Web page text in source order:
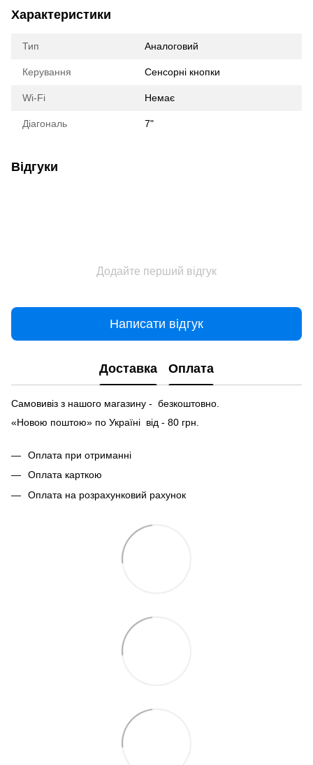
Характеристики
Тип Аналоговий
Керування Сенсорні кнопки
Wi-Fi Немає
Діагональ 7"
Відгуки
Додайте перший відгук
Написати відгук
Доставка Оплата
Самовивіз з нашого магазину - безкоштовно.
«Новою поштою» по Україні від - 80 грн.
Оплата при отриманні
Оплата карткою
Оплата на розрахунковий рахунок